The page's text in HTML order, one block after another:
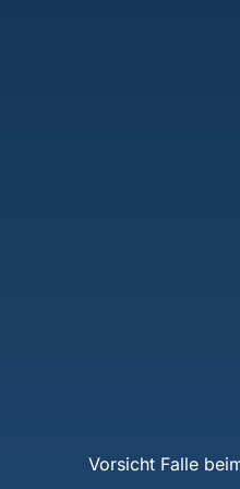
Vorsicht Falle